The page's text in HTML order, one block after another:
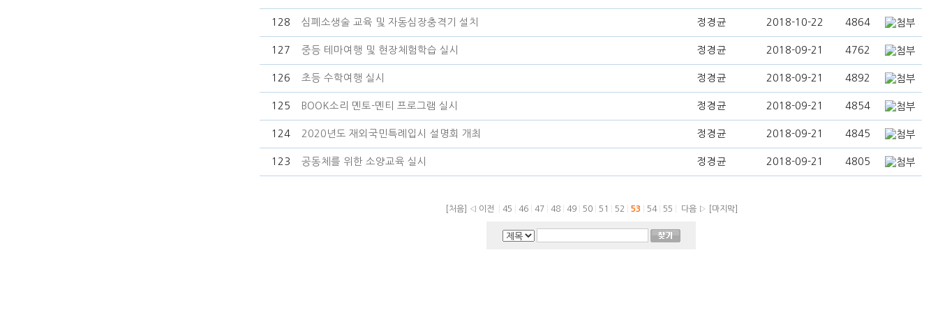
128 심폐소생술 교육 및 자동심장충격기 설치 정경균 2018-10-22 4864
127 중등 테마여행 및 현장체험학습 실시 정경균 2018-09-21 4762
126 초등 수학여행 실시 정경균 2018-09-21 4892
125 BOOK소리 멘토-멘티 프로그램 실시 정경균 2018-09-21 4854
124 2020년도 재외국민특례입시 설명회 개최 정경균 2018-09-21 4845
123 공동체를 위한 소양교육 실시 정경균 2018-09-21 4805
[처음] ◁ 이전 45 46 47 48 49 50 51 52 53 54 55 다음 ▷ [마지막]